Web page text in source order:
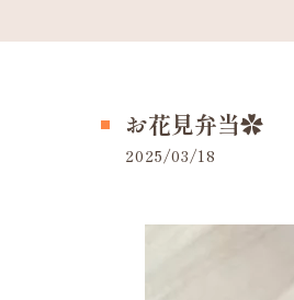
お花見弁当✿
2025/03/18